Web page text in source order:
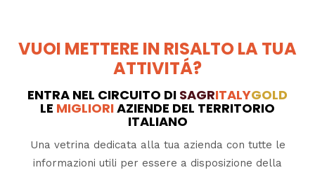
VUOI METTERE IN RISALTO LA TUA
ATTIVITÁ?
ENTRA NEL CIRCUITO DI SAGRITALYGOLD
LE MIGLIORIAZIENDE DEL TERRITORIO
ITALIANO
Una vetrina dedicata alla tua azienda con tutte le
informazioni utili per essere a disposizione della